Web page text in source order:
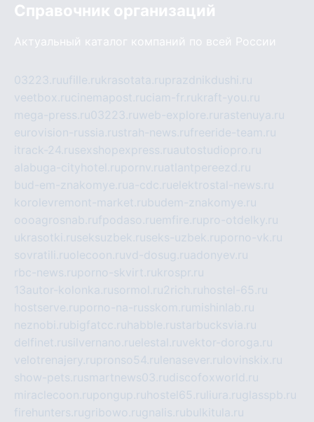
Справочник организаций
Актуальный каталог компаний по всей России
03223.ruufille.rukrasotata.ruprazdnikdushi.ru
veetbox.rucinemapost.ruciam-fr.rukraft-you.ru
mega-press.ru03223.ruweb-explore.ru rastenuya.ru
eurovision-russia.rustrah-news.rufreeride-team.ru
itrack-24.rusexshopexpress.ruautostudiopro.ru
alabuga-cityhotel.rupornv.ruatlantpereezd.ru
bud-em-znakomye.rua-cdc.ruelektrostal-news.ru
korolevremont-market.rubudem-znakomye.ru
oooagrosnab.rufpodaso.ruemfire.rupro-otdelky.ru
ukrasotki.ruseksuzbek.ruseks-uzbek.ruporno-vk.ru
sovratili.ruolecoon.ruvd-dosug.ruadonyev.ru
rbc-news.ruporno-skvirt.rukrospr.ru
13autor-kolonka.rusormol.ru2rich.ru hostel-65.ru
hostserve.ruporno-na-russkom.ru mishinlab.ru
neznobi.rubigfatcc.ru habble.rustarbucksvia.ru
delfinet.rusilvernano.ruelestal.ruvektor-doroga.ru
velotrenajery.rupronso54.ru lenasever.ru lovinskix.ru
show-pets.rusmartnews03.rudiscofoxworld.ru
miraclecoon.rupongup.ru hostel65.ru liura.ruglasspb.ru
firehunters.rugribowo.rugnalis.rubulkitula.ru